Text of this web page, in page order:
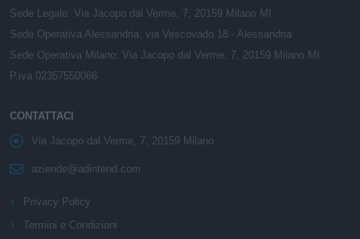
Sede Legale: Via Jacopo dal Verme, 7, 20159 Milano MI
Sede Operativa Alessandria: via Vescovado 18 - Alessandria
Sede Operativa Milano: Via Jacopo dal Verme, 7, 20159 Milano MI
P.iva 02357550066
CONTATTACI
Via Jacopo dal Verme, 7, 20159 Milano
aziende@adintend.com
Privacy Policy
Termini e Condizioni